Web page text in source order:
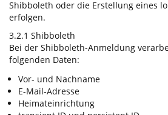
Shibboleth oder die Erstellung eines
erfolgen.
3.2.1 Shibboleth
Bei der Shibboleth-Anmeldung
folgenden Daten:
Vor- und Nachname
E-Mail-Adresse
Heimateinrichtung